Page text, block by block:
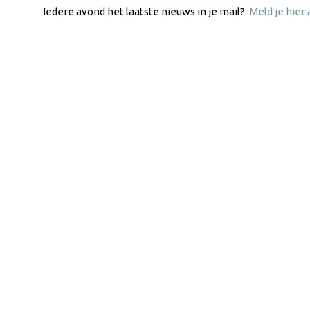
Iedere avond het laatste nieuws in je mail? Meld je hier